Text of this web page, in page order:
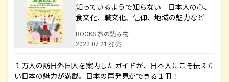
知っているようで知らない 日本人の心、
食文化、職文化、信仰、地域の魅力など
BOOKS 旅の読み物
2022.07.21 発売
１万人の訪日外国人を案内したガイドが、日本人にこそ伝えた
い日本の魅力が満載。日本の再発見ができる１冊！